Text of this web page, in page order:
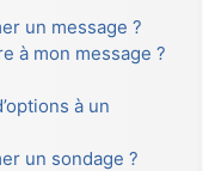
un message ?
à mon message ?
à un
un sondage ?